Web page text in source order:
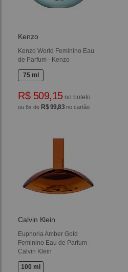
Kenzo
Kenzo World Feminino Eau
de Parfum - Kenzo
75 ml
R$ 509,15no boleto
ou 6x de R$ 99,83 no cartão
Calvin Klein
Euphoria Amber Gold
Feminino Eau de Parfum -
Calvin Klein
100 ml